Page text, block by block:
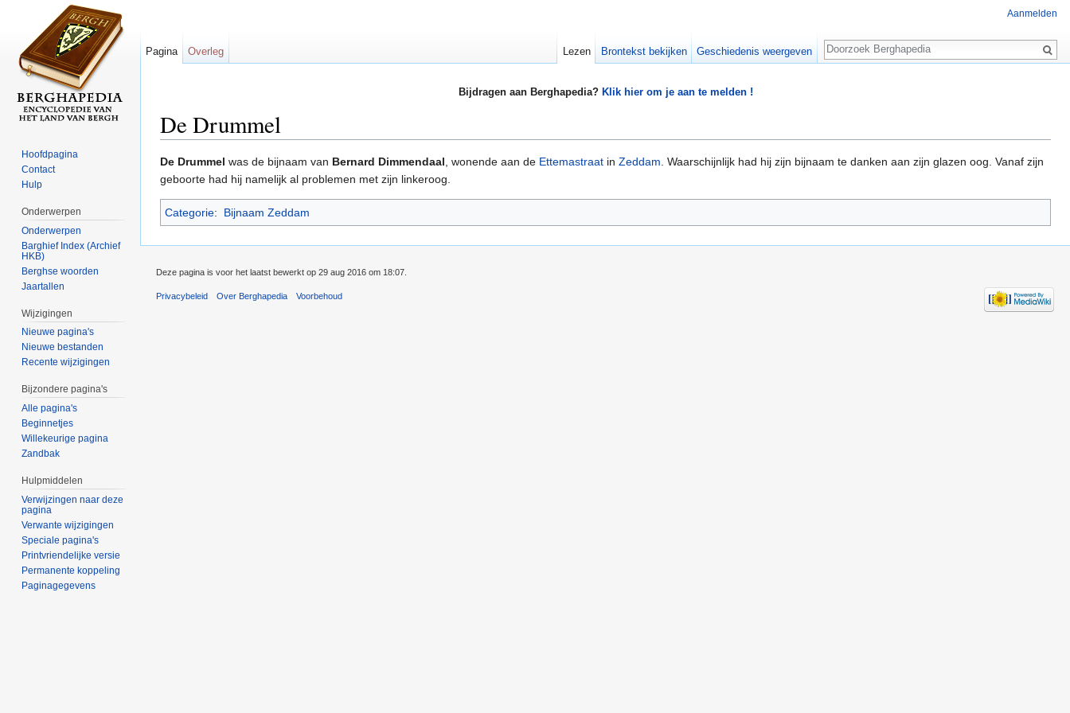
Bijdragen aan Berghapedia? Klik hier om je aan te melden !
De Drummel
De Drummel was de bijnaam van Bernard Dimmendaal, wonende aan de Ettemastraat in Zeddam. Waarschijnlijk had hij zijn bijnaam te danken aan zijn glazen oog. Vanaf zijn
geboorte had hij namelijk al problemen met zijn linkeroog.
Categorie: Bijnaam Zeddam
Aanmelden
Pagina Overleg Lezen Brontekst bekijken Geschiedenis weergeven
Zoeken
Hoofdpagina
Contact
Hulp
Onderwerpen
Onderwerpen
Barghief Index (Archief
HKB)
Berghse woorden
Jaartallen
Wijzigingen
Nieuwe pagina's
Nieuwe bestanden
Recente wijzigingen
Bijzondere pagina's
Alle pagina's
Beginnetjes
Willekeurige pagina
Zandbak
Hulpmiddelen
Verwijzingen naar deze
pagina
Verwante wijzigingen
Speciale pagina's
Printvriendelijke versie
Permanente koppeling
Paginagegevens
Deze pagina is voor het laatst bewerkt op 29 aug 2016 om 18:07.
Privacybeleid Over Berghapedia Voorbehoud